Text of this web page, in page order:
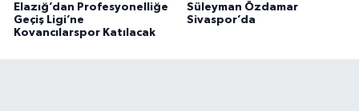
Elazığ’dan Profesyonelliğe
Geçiş Ligi’ne
Kovancılarspor Katılacak
Süleyman Özdamar
Sivaspor’da